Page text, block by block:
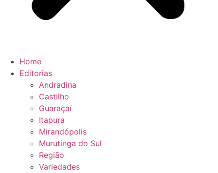
Home
Editorias
Andradina
Castilho
Guaraçaí
Itapura
Mirandópolis
Murutinga do Sul
Região
Variedades